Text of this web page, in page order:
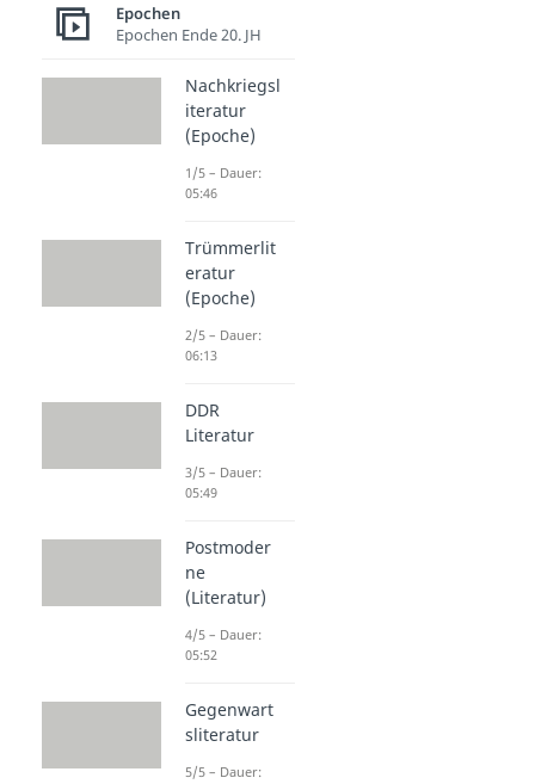
Epochen
Epochen Ende 20. JH
Nachkriegsl
iteratur
(Epoche)
1/5 – Dauer:
05:46
Trümmerlit
eratur
(Epoche)
2/5 – Dauer:
06:13
DDR
Literatur
3/5 – Dauer:
05:49
Postmoder
ne
(Literatur)
4/5 – Dauer:
05:52
Gegenwart
sliteratur
5/5 – Dauer: